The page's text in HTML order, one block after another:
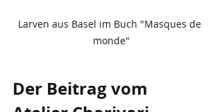
Larven aus Basel im Buch "Masques de
monde"
Der Beitrag vom